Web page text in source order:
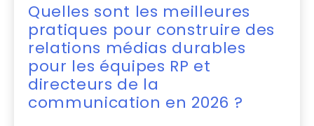
Quelles sont les meilleures
pratiques pour construire des
relations médias durables
pour les équipes RP et
directeurs de la
communication en 2026 ?